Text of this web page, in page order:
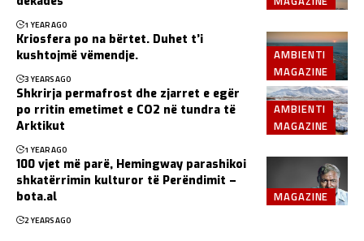
1 YEAR AGO
AMBIENTI
MAGAZINE
Kriosfera po na bërtet. Duhet t’i
kushtojmë vëmendje.
3 YEARS AGO
AMBIENTI
MAGAZINE
Shkrirja permafrost dhe zjarret e egër
po rritin emetimet e CO2 në tundra të
Arktikut
1 YEAR AGO
MAGAZINE
100 vjet më parë, Hemingway parashikoi
shkatërrimin kulturor të Perëndimit –
bota.al
2 YEARS AGO